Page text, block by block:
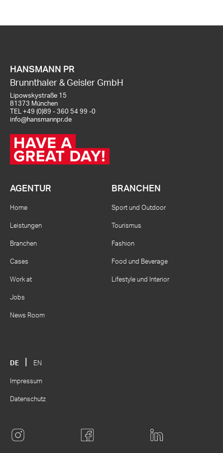
HANSMANN PR
Brunnthaler & Geisler GmbH
Lipowskystraße 15
81373 München
TEL +49 (0)89 - 360 54 99 -0
info@hansmannpr.de
AGENTUR
Home
Leistungen
Branchen
Cases
Work at
Jobs
News Room
BRANCHEN
Sport und Outdoor
Tourismus
Fashion
Food und Beverage
Lifestyle und Interior
DE EN
Impressum
Datenschutz